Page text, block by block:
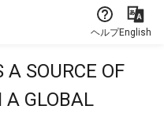
ヘルプEnglish
A SOURCE OF
A GLOBAL